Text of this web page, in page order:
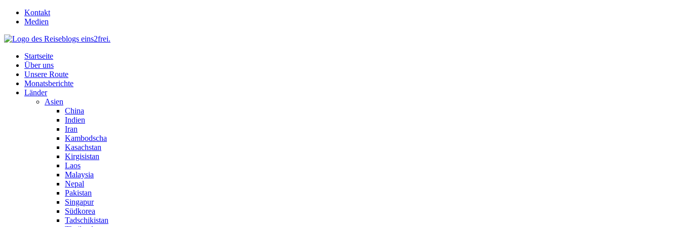
Skip
Kontakt
Medien
Startseite
Über uns
Unsere Route
Monatsberichte
Länder
Asien
China
Indien
Iran
Kambodscha
Kasachstan
Kirgisistan
Laos
Malaysia
Nepal
Pakistan
Singapur
Südkorea
Tadschikistan